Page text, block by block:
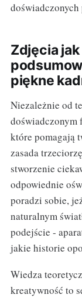
Zdjęcia
piękne
Niezależnie od
doświadczonym
które pomagają
zasada
stworzenie
odpowiednie
poradzi sobie,
naturalnym
podejście -
jakie historie
Wiedza
kreatywność to